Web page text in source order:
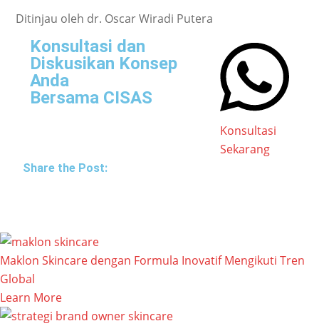
Ditinjau oleh dr. Oscar Wiradi Putera
Konsultasi dan
Diskusikan Konsep
Anda
Bersama CISAS
Konsultasi
Sekarang
Share the Post:
Maklon Skincare dengan Formula Inovatif Mengikuti Tren
Global
Learn More